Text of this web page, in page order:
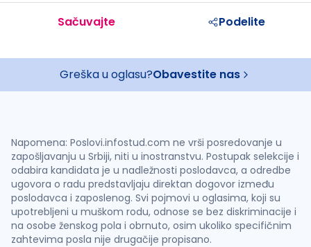
Sačuvajte Podelite
Greška u oglasu?Obavestite nas
Napomena: Poslovi.infostud.com ne vrši posredovanje u
zapošljavanju u Srbiji, niti u inostranstvu. Postupak selekcije i
odabira kandidata je u nadležnosti poslodavca, a odredbe
ugovora o radu predstavljaju direktan dogovor između
poslodavca i zaposlenog. Svi pojmovi u oglasima, koji su
upotrebljeni u muškom rodu, odnose se bez diskriminacije i
na osobe ženskog pola i obrnuto, osim ukoliko specifičnim
zahtevima posla nije drugačije propisano.